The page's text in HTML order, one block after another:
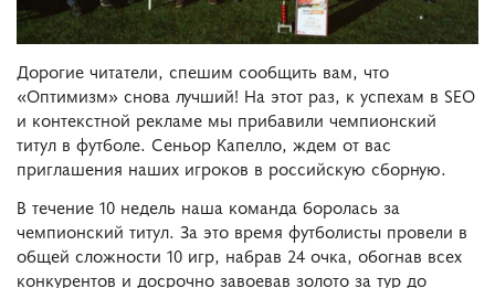
Дорогие читатели, спешим сообщить вам, что
«Оптимизм» снова лучший! На этот раз, к успехам в SEO
и контекстной рекламе мы прибавили чемпионский
титул в футболе. Сеньор Капелло, ждем от вас
приглашения наших игроков в российскую сборную.
В течение 10 недель наша команда боролась за
чемпионский титул. За это время футболисты провели в
общей сложности 10 игр, набрав 24 очка, обогнав всех
конкурентов и досрочно завоевав золото за тур до